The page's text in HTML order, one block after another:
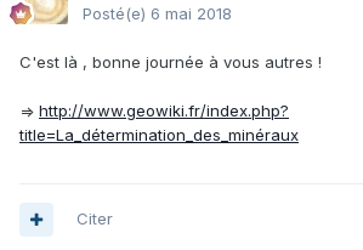
Posté(e) 6 mai 2018
C'est là , bonne journée à vous autres !
=> http://www.geowiki.fr/index.php?
title=La_détermination_des_minéraux
Citer